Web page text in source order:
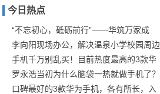
防疫
保卫
战！
商汤
今日热点
“不忘初心，砥砺前行”——华筑万家成
李向阳现场办公，解决温泉小学校园周边
手机千万别乱买！目前热度最高的3款华
罗永浩当初为什么脑袋一热就做手机了？
口碑最好的3款华为手机，各有所长，入